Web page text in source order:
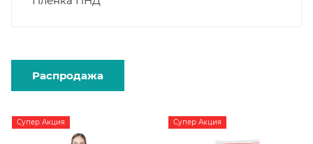
Распродажа
Супер Акция Супер Акция